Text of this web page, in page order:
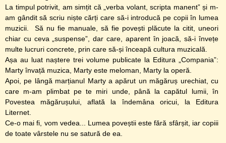
La timpul potrivit, am simțit că „verba volant, scripta manent” și m-
am gândit să scriu niște cărți care să-i introducă pe copii în lumea
muzicii. Să nu fie manuale, să fie povești plăcute la citit, uneori
chiar cu ceva „suspense”, dar care, aparent în joacă, să-i învețe
multe lucruri concrete, prin care să-și înceapă cultura muzicală.
Așa au luat naștere trei volume publicate la Editura „Compania”:
Marty învață muzica, Marty este meloman, Marty la operă.
Apoi, pe lângă marțianul Marty a apărut un măgăruș urechiat, cu
care m-am plimbat pe te miri unde, până la capătul lumii, în
Povestea măgărușului, aflată la îndemâna oricui, la Editura
Liternet.
Ce-o mai fi, vom vedea... Lumea poveștii este fără sfârșit, iar copiii
de toate vârstele nu se satură de ea.